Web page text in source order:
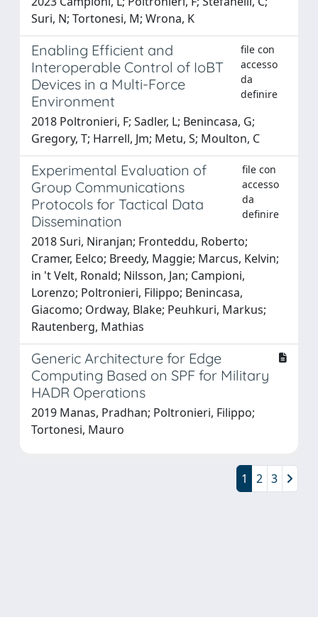
Suri, N; Tortonesi, M; Wrona, K
Enabling Efficient and
Interoperable Control of IoBT
Devices in a Multi-Force
Environment
file con
accesso
da
definire
2018 Poltronieri, F; Sadler, L; Benincasa, G;
Gregory, T; Harrell, Jm; Metu, S; Moulton, C
Experimental Evaluation of
Group Communications
Protocols for Tactical Data
Dissemination
file con
accesso
da
definire
2018 Suri, Niranjan; Fronteddu, Roberto;
Cramer, Eelco; Breedy, Maggie; Marcus, Kelvin;
in 't Velt, Ronald; Nilsson, Jan; Campioni,
Lorenzo; Poltronieri, Filippo; Benincasa,
Giacomo; Ordway, Blake; Peuhkuri, Markus;
Rautenberg, Mathias
Generic Architecture for Edge
Computing Based on SPF for Military
HADR Operations
2019 Manas, Pradhan; Poltronieri, Filippo;
Tortonesi, Mauro
1 2 3